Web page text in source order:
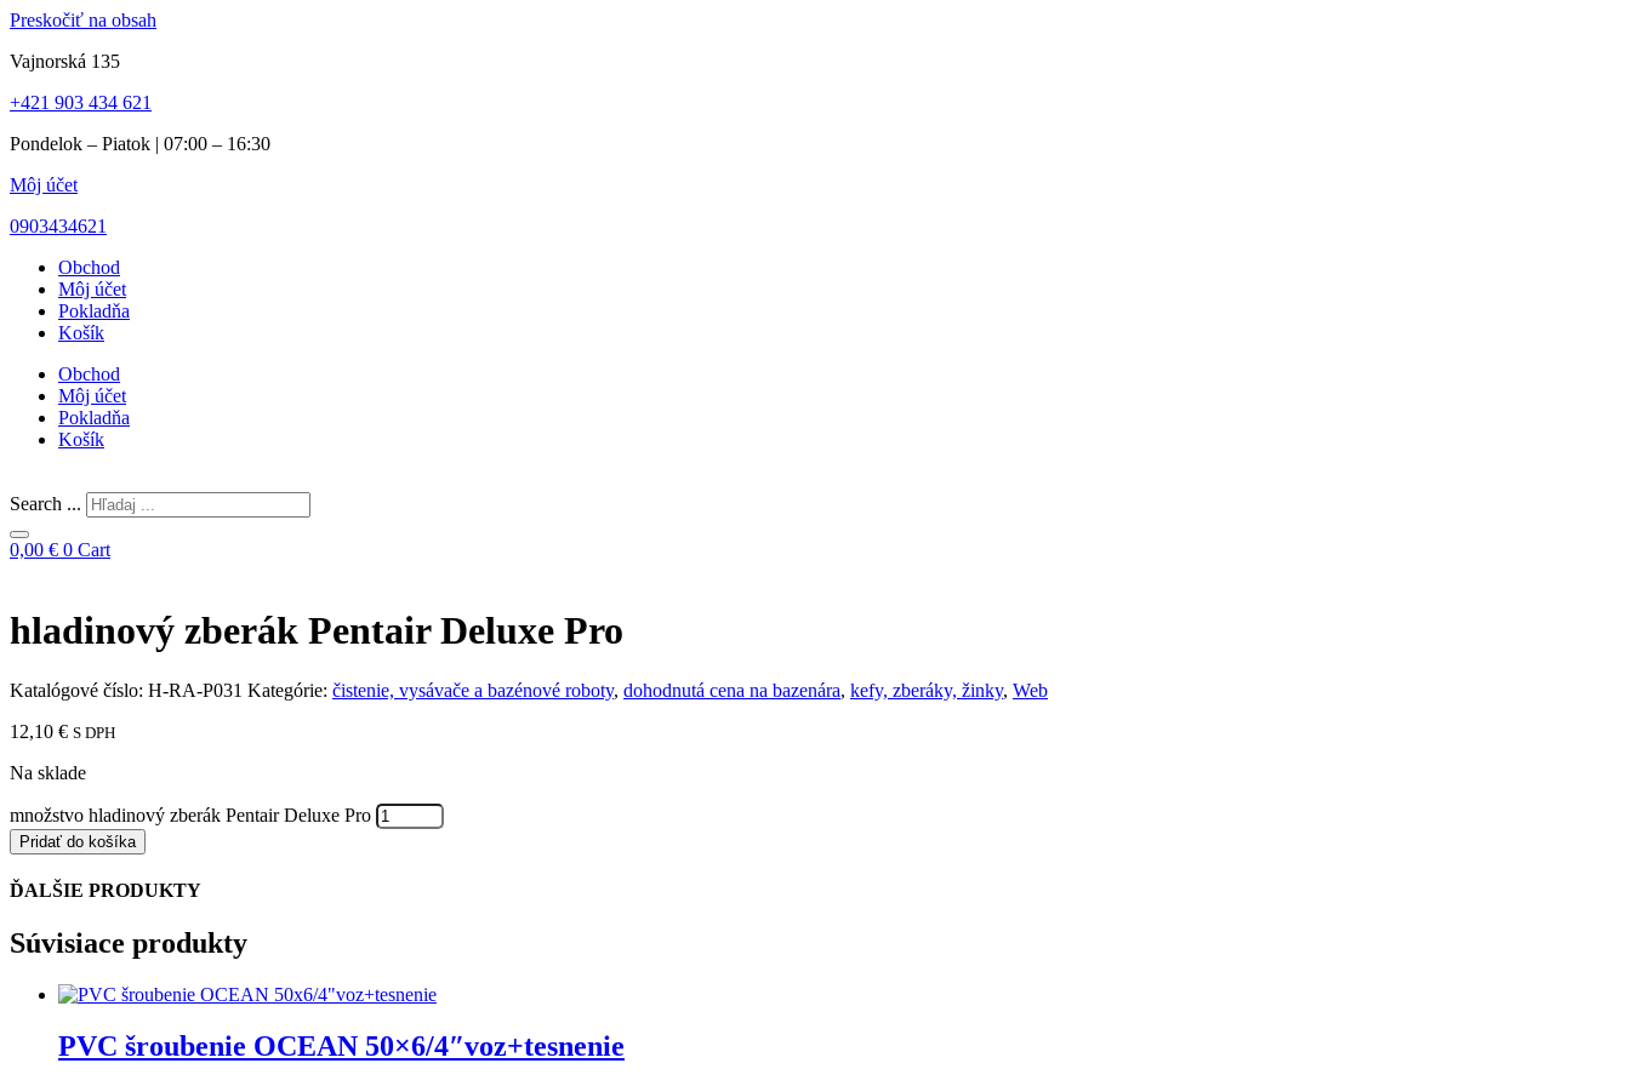
Preskočiť na obsah
Vajnorská 135
+421 903 434 621
Pondelok – Piatok | 07:00 – 16:30
Môj účet
0903434621
Obchod
Môj účet
Pokladňa
Košík
Obchod
Môj účet
Pokladňa
Košík
Search ...
0,00 € 0 Cart
hladinový zberák Pentair Deluxe Pro
Katalógové číslo: H-RA-P031 Kategórie: čistenie, vysávače a bazénové roboty, dohodnutá cena na bazenára, kefy, zberáky, žinky, Web
12,10 € S DPH
Na sklade
množstvo hladinový zberák Pentair Deluxe Pro
Pridať do košíka
ĎALŠIE PRODUKTY
Súvisiace produkty
PVC šroubenie OCEAN 50×6/4″voz+tesnenie